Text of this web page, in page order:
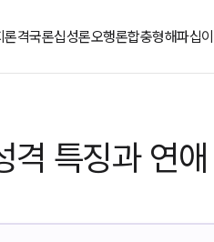
론격국론십성론오행론합충형해파십
격 특징과 연